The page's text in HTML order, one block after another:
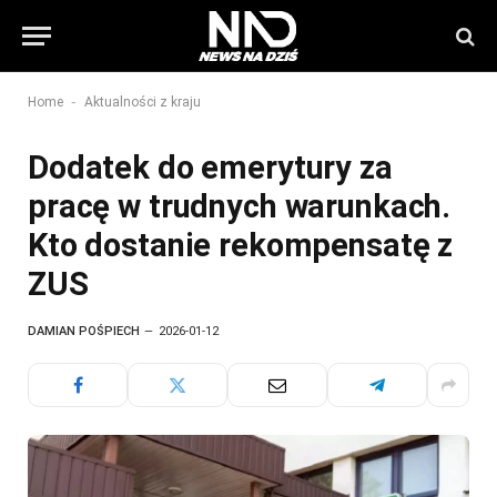
Home - Aktualności z kraju
Dodatek do emerytury za
pracę w trudnych warunkach.
Kto dostanie rekompensatę z
ZUS
DAMIAN POŚPIECH 2026-01-12